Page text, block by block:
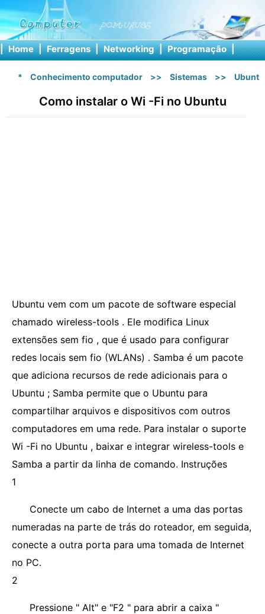
| Home | Ferragens | Networking | Programação |
* Conhecimento computador >> Sistemas >> Ubuntu
Como instalar o Wi -Fi no Ubuntu
Ubuntu vem com um pacote de software especial
chamado wireless-tools . Ele modifica Linux
extensões sem fio , que é usado para configurar
redes locais sem fio (WLANs) . Samba é um pacote
que adiciona recursos de rede adicionais para o
Ubuntu ; Samba permite que o Ubuntu para
compartilhar arquivos e dispositivos com outros
computadores em uma rede. Para instalar o suporte
Wi -Fi no Ubuntu , baixar e integrar wireless-tools e
Samba a partir da linha de comando. Instruções
1
Conecte um cabo de Internet a uma das portas
numeradas na parte de trás do roteador, em seguida,
conecte a outra porta para uma tomada de Internet
no PC.
2
Pressione " Alt" e "F2 " para abrir a caixa "